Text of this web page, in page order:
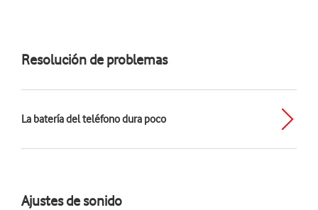
Resolución de problemas
La batería del teléfono dura poco
Ajustes de sonido